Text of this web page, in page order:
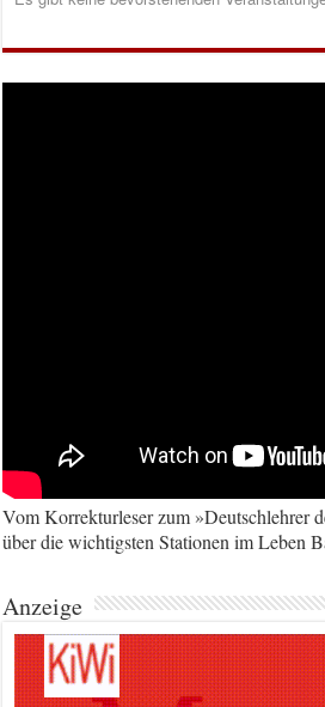
Vom Korrekturleser zum »Deutschlehrer
über die wichtigsten Stationen im Leben
Anzeige